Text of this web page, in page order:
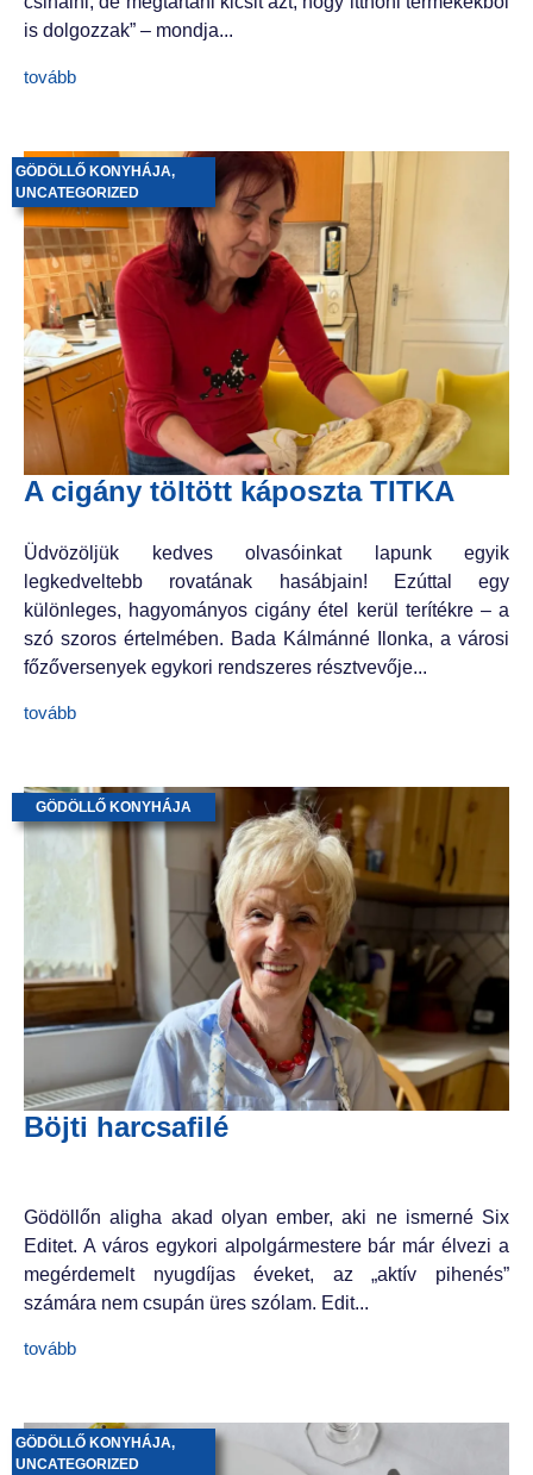
is dolgozzak” – mondja...
tovább
A cigány töltött káposzta TITKA
GÖDÖLLŐ KONYHÁJA,
UNCATEGORIZED
Üdvözöljük kedves olvasóinkat lapunk egyik
legkedveltebb rovatának hasábjain! Ezúttal egy
különleges, hagyományos cigány étel kerül terítékre – a
szó szoros értelmében. Bada Kálmánné Ilonka, a városi
főzőversenyek egykori rendszeres résztvevője...
tovább
Böjti harcsafilé
GÖDÖLLŐ KONYHÁJA
Gödöllőn aligha akad olyan ember, aki ne ismerné Six
Editet. A város egykori alpolgármestere bár már élvezi a
megérdemelt nyugdíjas éveket, az „aktív pihenés”
számára nem csupán üres szólam. Edit...
tovább
GÖDÖLLŐ KONYHÁJA,
UNCATEGORIZED